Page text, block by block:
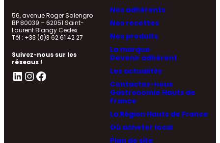
Nos adhérents
Nos recettes
Nos produits
La marque
Devenir adhérent
Les actualités
Contactez-nous
Gastronomie Hauts de
France
La Région Hauts de France
Où acheter local
Plan de site
56, avenue Roger Salengro
BP 80039 – 62051 Saint-
Laurent Blangy Cedex
Tél : +33 (0)3 62 61 42 27
Suivez-nous sur les
réseaux !
LinkedIn InstagramFacebook